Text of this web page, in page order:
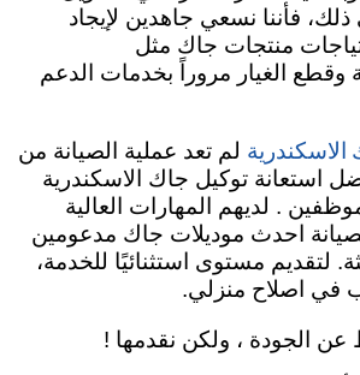
ذلك، فأننا نسعي جاهدين لإيجاد
منتجات جاك مثل
وقطع الغيار مروراً بخدمات الدعم
لم تعد عملية الصيانة من
استعانة توكيل جاك الاسكندرية
. لديهم المهارات العالية
احدث موديلات جاك مدعومين
لتقديم مستوى استثنائيًا للخدمة،
في اصلاح منزلي.
الجودة ، ولكن نقدمها !